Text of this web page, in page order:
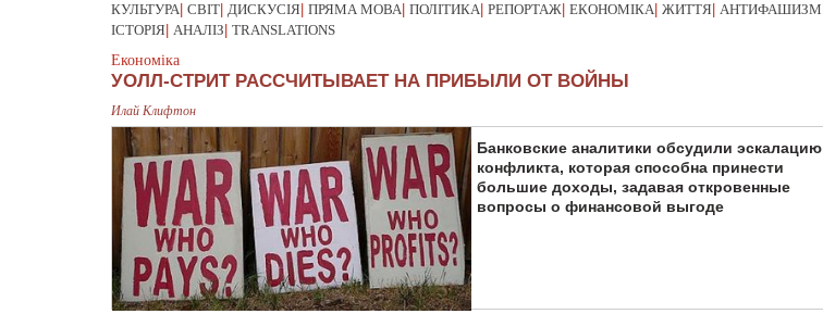
КУЛЬТУРА СВІТ ДИСКУСІЯ ПРЯМА МОВА ПОЛІТИКА РЕПОРТАЖ ЕКОНОМІКА ЖИТТЯ АНТИФАШИЗМ
ІСТОРІЯ АНАЛІЗ TRANSLATIONS
Економіка
УОЛЛ-СТРИТ РАССЧИТЫВАЕТ НА ПРИБЫЛИ ОТ ВОЙНЫ
Илай Клифтон
Банковские аналитики обсудили эскалацию
конфликта, которая способна принести
большие доходы, задавая откровенные
вопросы о финансовой выгоде